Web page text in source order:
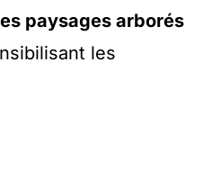
paysages arborés
les